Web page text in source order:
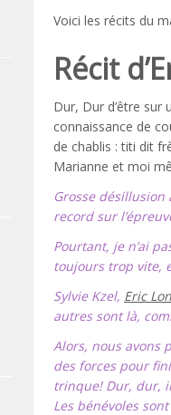
Voici les récits du
Récit
Dur, Dur d’être sur
connaissance de
de chablis : titi dit
Marianne et moi
Grosse désillusion
record sur
Pourtant, je n’ai
toujours trop vite,
Sylvie Kzel, Eric
autres sont là,
Alors, nous avons
des forces pour
trinque! Dur, dur,
Les bénévoles